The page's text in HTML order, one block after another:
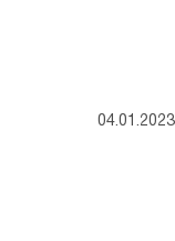
04.01.2023